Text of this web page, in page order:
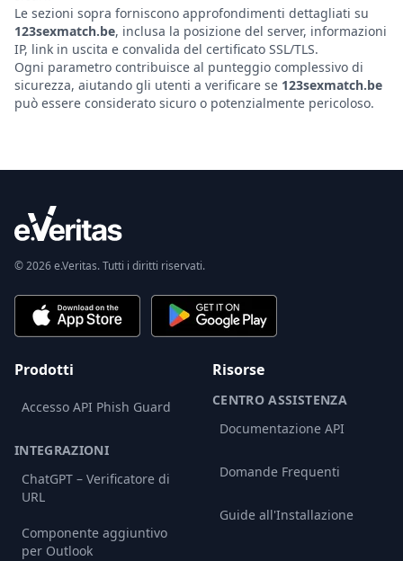
Le sezioni sopra forniscono approfondimenti dettagliati su
123sexmatch.be, inclusa la posizione del server, informazioni
IP, link in uscita e convalida del certificato SSL/TLS.
Ogni parametro contribuisce al punteggio complessivo di
sicurezza, aiutando gli utenti a verificare se 123sexmatch.be
può essere considerato sicuro o potenzialmente pericoloso.
© 2026 e.Veritas. Tutti i diritti riservati.
Prodotti
Accesso API Phish Guard
INTEGRAZIONI
ChatGPT – Verificatore di
URL
Componente aggiuntivo
per Outlook
Risorse
CENTRO ASSISTENZA
Documentazione API
Domande Frequenti
Guide all'Installazione